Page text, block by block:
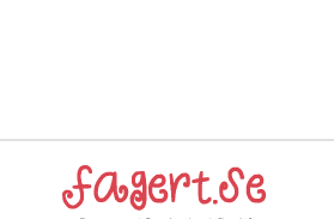
Content